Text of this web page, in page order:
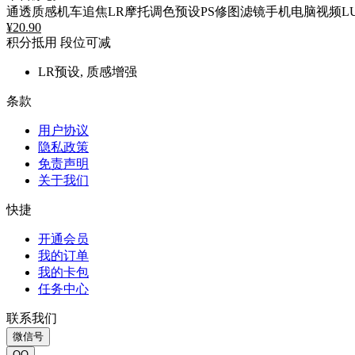
通透质感机车追焦LR摩托调色预设PS修图滤镜手机电脑视频
¥20.90
积分抵用 段位可减
LR预设, 质感增强
条款
用户协议
隐私政策
免责声明
关于我们
快捷
开通会员
我的订单
我的卡包
任务中心
联系我们
微信号